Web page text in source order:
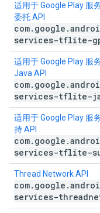
适用于 Google Play 服
委托 API
com. google .
services-tflite-
适用于 Google Play 服
Java API
com. google .
services-tflite-
适用于 Google Play 服
持 API
com. google .
services-tflite-
Thread Network API
com. google .
services-